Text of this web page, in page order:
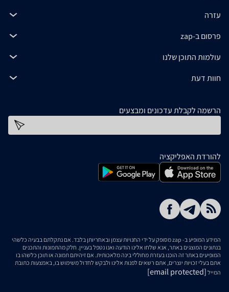
עזרה
פרסום ב-zap
עולמות התוכן שלנו
חוות דעת
הרשמה לקבלת עדכונים ומבצעים
להורדת האפליקציה
המידע המופיע ב- zap מסופק על ידי החנויות עצמן ובאחריותן בלבד. אם נתקלתם בבעיה כלשהי
בנתונים המוצגים באתר, אנא שלחו אלינו הודעה ואנו נטפל בעניין. חלק מהתמונות והתכנים
המופיעים באתר זה הוכנו בעזרת מחוללי בינה מלאכותית. אם זיהיתם תמונה או תוכן כלשהו בו
אתם בעלי זכויות יוצרים, אתם רשאים לפנות אלינו ולבקש לחדול משימוש בו, באמצעות כתובת
המייל [email protected]